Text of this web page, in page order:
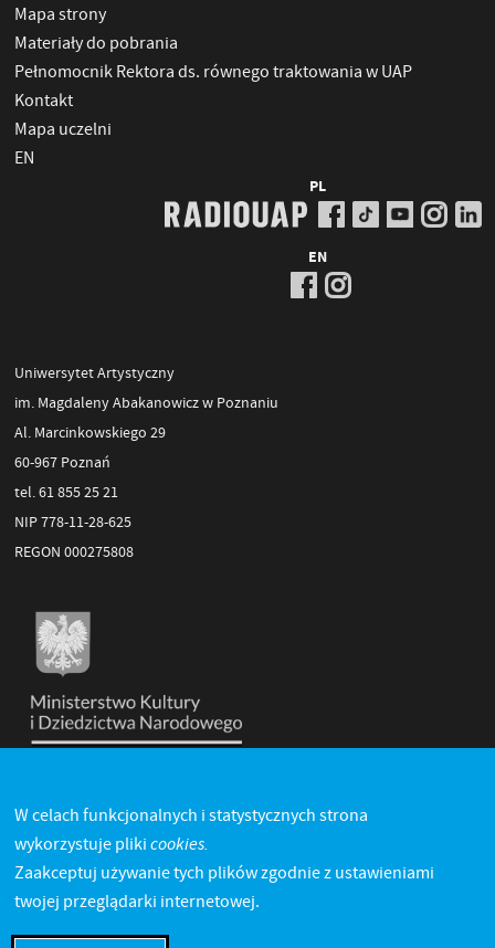
Mapa strony
Materiały do pobrania
Pełnomocnik Rektora ds. równego traktowania w UAP
Kontakt
Mapa uczelni
EN
PL
EN
Uniwersytet Artystyczny
im. Magdaleny Abakanowicz w Poznaniu
Al. Marcinkowskiego 29
60-967 Poznań
tel. 61 855 25 21
NIP 778-11-28-625
REGON 000275808
W celach funkcjonalnych i statystycznych strona
wykorzystuje pliki cookies.
Zaakceptuj używanie tych plików zgodnie z ustawieniami
twojej przeglądarki internetowej.